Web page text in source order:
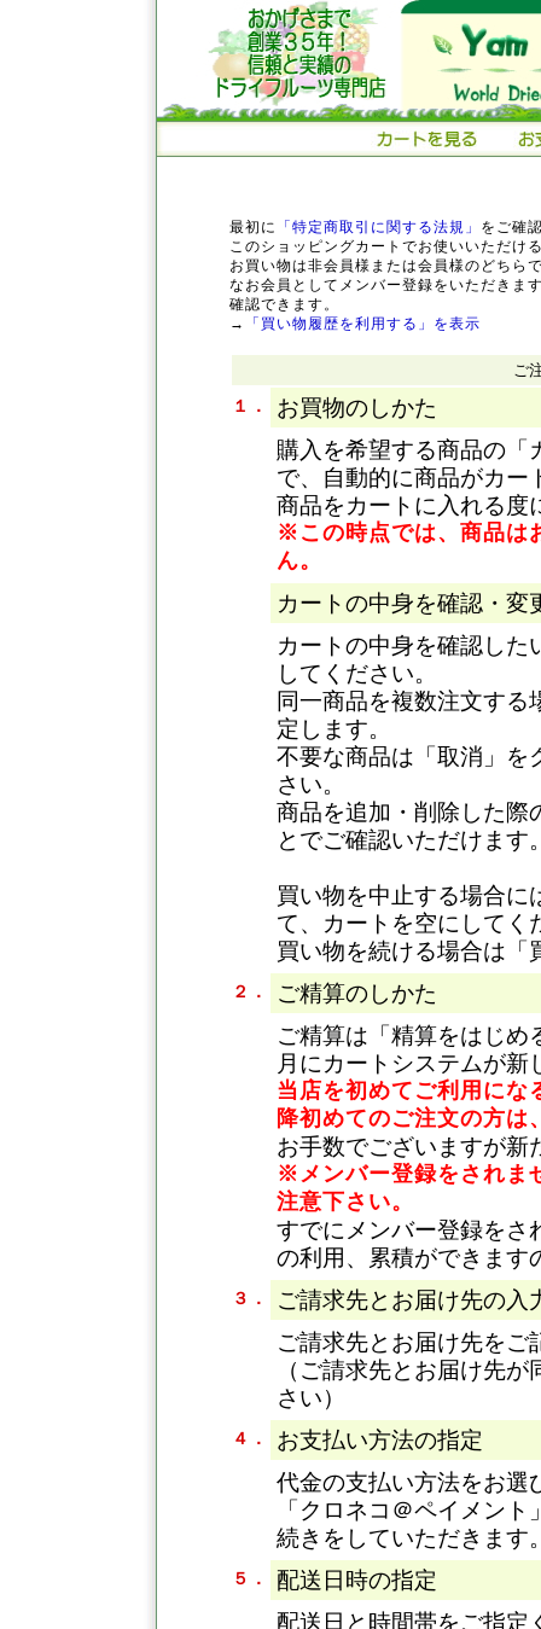
最初に 「特定商取引に関する法規」 をご確
このショッピングカートでお使いいただけ
お買い物は非会員様または会員様のどちら
なお会員としてメンバー登録をいただきま
確認できます。
→
「買い物履歴を利用する」を表示
ご
１．
お買物のしかた
購入を希望する商品の「
で、自動的に商品がカー
商品をカートに入れる度
※この時点では、商品は
ん。
カートの中身を確認・変
カートの中身を確認した
してください。
同一商品を複数注文す
定します。
不要な商品は「取消」を
さい。
商品を追加・削除した際
とでご確認いただけます
買い物を中止する場合に
て、カートを空にしてく
買い物を続ける場合は「
２．
ご精算のしかた
ご精算は「精算をはじめ
月にカートシステムが新
当店を初めてご利用にな
降初めてのご注文の方は
お手数でございますが新
※メンバー登録をされま
注意下さい。
すでにメンバー登録をさ
の利用、累積ができます
３．
ご請求先とお届け先の入
ご請求先とお届け先をご
（ご請求先とお届け先
さい）
４．
お支払い方法の指定
代金の支払い方法をお選
「クロネコ＠ペイメント
続きをしていただきます
５．
配送日時の指定
配送日と時間帯をご指定